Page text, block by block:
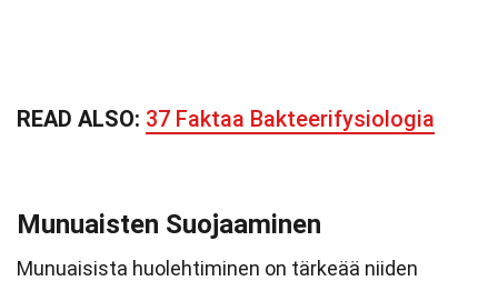
READ ALSO: 37 Faktaa Bakteerifysiologia
Munuaisten Suojaaminen
Munuaisista huolehtiminen on tärkeää niiden